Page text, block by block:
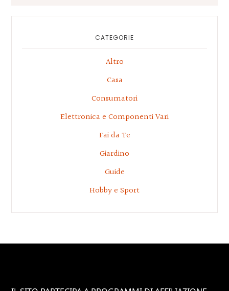
CATEGORIE
Altro
Casa
Consumatori
Elettronica e Componenti Vari
Fai da Te
Giardino
Guide
Hobby e Sport